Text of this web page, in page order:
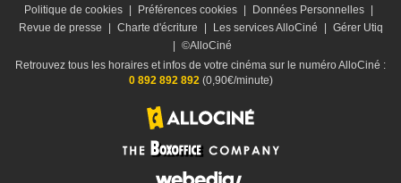
Politique de cookies
Préférences cookies Données Personnelles
Revue de presse
Charte d'écriture Les services AlloCiné
Gérer Utiq
©AlloCiné
Retrouvez tous les horaires et infos de votre cinéma sur le numéro AlloCiné :
0 892 892 892(0,90€/minute)